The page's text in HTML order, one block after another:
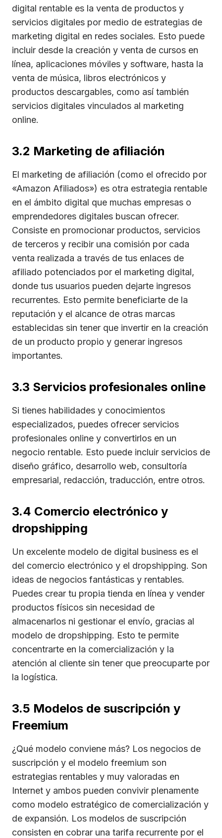
digital rentable es la venta de productos y
servicios digitales por medio de estrategias de
marketing digital en redes sociales. Esto puede
incluir desde la creación y venta de cursos en
línea, aplicaciones móviles y software, hasta la
venta de música, libros electrónicos y
productos descargables, como así también
servicios digitales vinculados al marketing
online.
3.2 Marketing de afiliación
El marketing de afiliación (como el ofrecido por
«Amazon Afiliados») es otra estrategia rentable
en el ámbito digital que muchas empresas o
emprendedores digitales buscan ofrecer.
Consiste en promocionar productos, servicios
de terceros y recibir una comisión por cada
venta realizada a través de tus enlaces de
afiliado potenciados por el marketing digital,
donde tus usuarios pueden dejarte ingresos
recurrentes. Esto permite beneficiarte de la
reputación y el alcance de otras marcas
establecidas sin tener que invertir en la creación
de un producto propio y generar ingresos
importantes.
3.3 Servicios profesionales online
Si tienes habilidades y conocimientos
especializados, puedes ofrecer servicios
profesionales online y convertirlos en un
negocio rentable. Esto puede incluir servicios de
diseño gráfico, desarrollo web, consultoría
empresarial, redacción, traducción, entre otros.
3.4 Comercio electrónico y
dropshipping
Un excelente modelo de digital business es el
del comercio electrónico y el dropshipping. Son
ideas de negocios fantásticas y rentables.
Puedes crear tu propia tienda en línea y vender
productos físicos sin necesidad de
almacenarlos ni gestionar el envío, gracias al
modelo de dropshipping. Esto te permite
concentrarte en la comercialización y la
atención al cliente sin tener que preocuparte por
la logística.
3.5 Modelos de suscripción y
Freemium
¿Qué modelo conviene más? Los negocios de
suscripción y el modelo freemium son
estrategias rentables y muy valoradas en
Internet y ambos pueden convivir plenamente
como modelo estratégico de comercialización y
de expansión. Los modelos de suscripción
consisten en cobrar una tarifa recurrente por el